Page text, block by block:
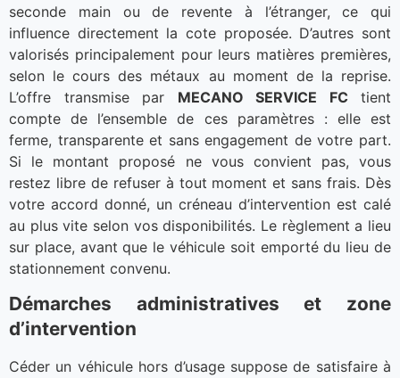
seconde main ou de revente à l’étranger, ce qui
influence directement la cote proposée. D’autres sont
valorisés principalement pour leurs matières premières,
selon le cours des métaux au moment de la reprise.
L’offre transmise par MECANO SERVICE FC tient
compte de l’ensemble de ces paramètres : elle est
ferme, transparente et sans engagement de votre part.
Si le montant proposé ne vous convient pas, vous
restez libre de refuser à tout moment et sans frais. Dès
votre accord donné, un créneau d’intervention est calé
au plus vite selon vos disponibilités. Le règlement a lieu
sur place, avant que le véhicule soit emporté du lieu de
stationnement convenu.
Démarches administratives et zone
d’intervention
Céder un véhicule hors d’usage suppose de satisfaire à